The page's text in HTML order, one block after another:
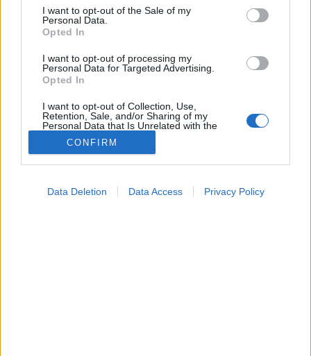
consent section.
I want to opt-out of the Sale of my
Personal Data.
Opted In
I want to opt-out of processing my
Personal Data for Targeted Advertising.
Opted In
I want to opt-out of Collection, Use,
Retention, Sale, and/or Sharing of my
Personal Data that Is Unrelated with the
Purposes for which it was collected.
Opted Out
CONFIRM
Data Deletion Data Access Privacy Policy